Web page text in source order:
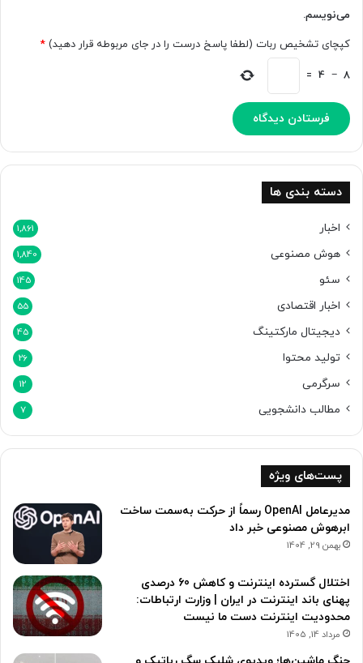
می‌نویسم.
کپچای تشخیص ربات (لطفا پاسخ درست را در جای مربوطه قرار دهید) *
8
−
4
=
دسته بندی ها
اخبار 1,861
هوش مصنوعی 1,840
سئو 145
اخبار اقتصادی 55
دیجیتال مارکتینگ 45
تولید محتوا 26
سرگرمی 12
مطالب دانشجویی 7
پست‌های ویژه
مدیرعامل OpenAI رسماً از حرکت به‌سمت ساخت
ابرهوش مصنوعی خبر داد
بهمن 29, 1404
اختلال گسترده اینترنت و کاهش 60 درصدی
پهنای باند اینترنت در ایران | وزارت ارتباطات:
محدودیت‌ اینترنت دست ما نیست
مرداد 14, 1405